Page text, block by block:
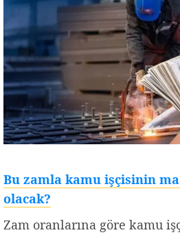
Bu zamla kamu işçisinin
olacak?
Zam oranlarına göre kamu